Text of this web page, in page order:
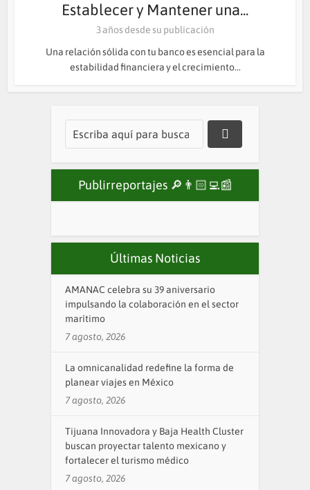
Establecer y Mantener una...
3 años desde su publicación
Una relación sólida con tu banco es esencial para la
estabilidad financiera y el crecimiento...
Publirreportajes 🔎👨🏻‍💻📰
Últimas Noticias
AMANAC celebra su 39 aniversario
impulsando la colaboración en el sector
marítimo
7 agosto, 2026
La omnicanalidad redefine la forma de
planear viajes en México
7 agosto, 2026
Tijuana Innovadora y Baja Health Cluster
buscan proyectar talento mexicano y
fortalecer el turismo médico
7 agosto, 2026